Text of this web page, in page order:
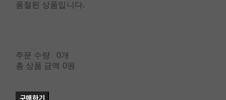
품절된 상품입니다.
주문 수량
0개
총 상품 금액 0원
구매하기